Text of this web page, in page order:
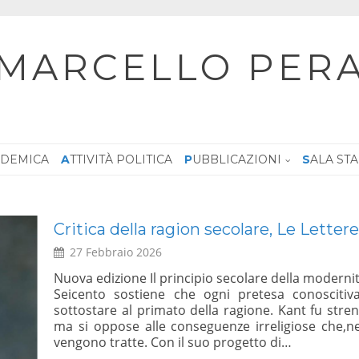
ATTIVITÀ POLITICA PUBBLICAZIONI SALA
dal
ne
Dialogo, Le ragioni del SI – Sala
Giustiniani, 5 febbraio 2026 ore 10:00 –
30 Gennaio 2026
Su iniziativa del Sen. Marcello Pera –
dei magistrati – Dialogo: le Ragioni del Si – Roma
LEGGI TUTTO